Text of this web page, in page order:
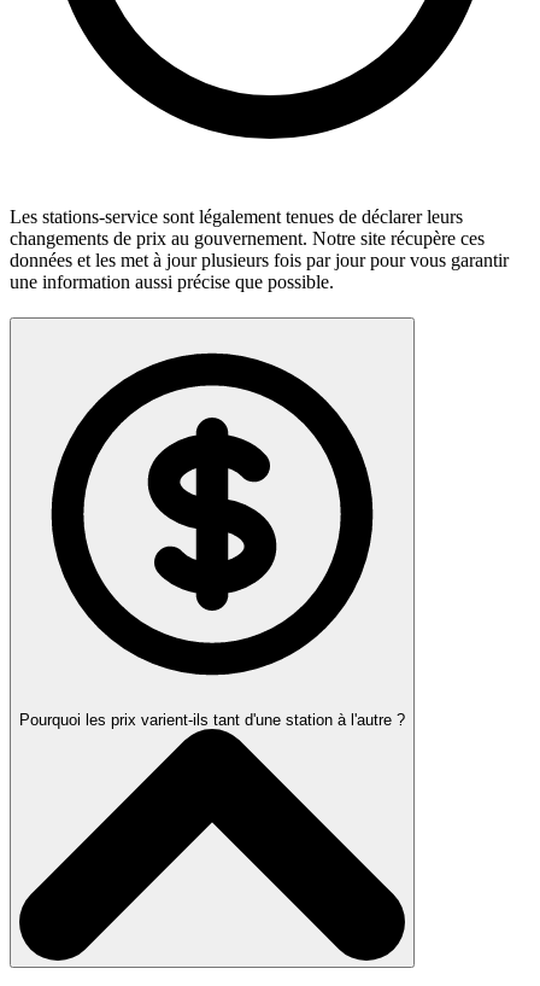
Les stations-service sont légalement tenues de déclarer leurs
changements de prix au gouvernement. Notre site récupère ces
données et les met à jour plusieurs fois par jour pour vous garantir
une information aussi précise que possible.
Pourquoi les prix varient-ils tant d'une station à l'autre ?